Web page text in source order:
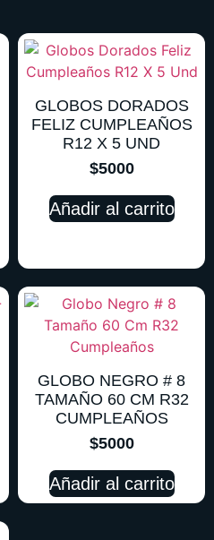
GLOBOS DORADOS
FELIZ CUMPLEAÑOS
R12 X 5 UND
$5000
Añadir al carrito
GLOBO NEGRO # 8
TAMAÑO 60 CM R32
CUMPLEAÑOS
$5000
Añadir al carrito